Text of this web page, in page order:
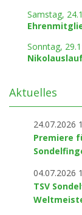
Samstag,
Sonntag,
Aktuelles
24.07.2026
Premiere
04.07.2026
TSV